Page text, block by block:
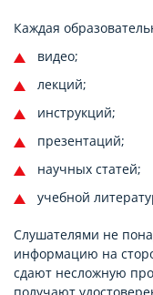
Каждая
видео;
лекций;
инструкций;
презентаций;
научных статей;
учебной
Слушателями не
информацию на
сдают несложную